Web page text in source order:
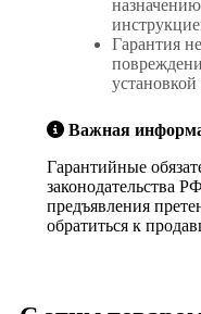
Гарантия
Важная
Гарантийные
законодательства
предъявления
обратиться к